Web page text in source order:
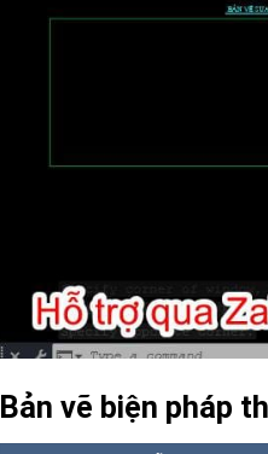
Bản vẽ biện pháp